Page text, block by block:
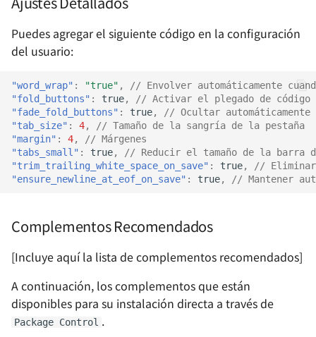
Audiobookshelf
música en la nube
Navidrome
medios de cine y
Jellyfin
gestión de libros
web
Homelab - Servidor de
domótica inteligente
scripts al arrancar en Linux
Cómo armar una
computadora
Gestión de recursos de
imágenes del equipo
Construcción de la Base de
Conocimientos del Equipo
Puedes agregar el siguiente código en la configuración
del usuario:
"word_wrap" : "true" ,
// Envolver automáticamente
"fold_buttons" : true,
// Activar el plegado de código
"fade_fold_buttons" : true,
// Ocultar automáticamente
"tab_size" : 4,
// Tamaño de la sangría de la pestaña
"margin" : 4,
// Márgenes
"tabs_small" : true,
// Reducir el tamaño de la barra
"trim_trailing_white_space_on_save" : true,
// Eliminar
"ensure_newline_at_eof_on_save" : true, // Mantener
Complementos Recomendados
[Incluye aquí la lista de complementos recomendados]
A continuación, los complementos que están
disponibles para su instalación directa a través de
Package Control .